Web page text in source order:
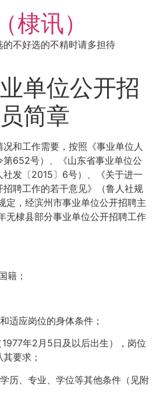
棣讯）
不好选的不精时请多担待
单位公开招
简章
和工作需要，按照《事业单位人
652号）、《山东省事业单位公
发〔2015〕6号）、《关于进一
聘工作的若干意见》（鲁人社规
定，经滨州市事业单位公开招聘主
无棣县部分事业单位公开招聘工作
籍；
适应岗位的身体条件；
年2月5日及以后出生），岗位
要求；
历、专业、学位等其他条件（见附